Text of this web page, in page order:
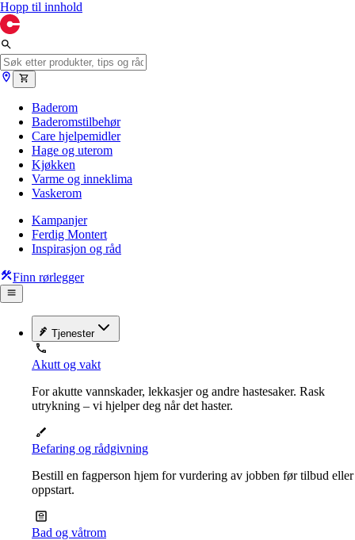
Hopp til innhold
Baderom
Baderomstilbehør
Care hjelpemidler
Hage og uterom
Kjøkken
Varme og inneklima
Vaskerom
Kampanjer
Ferdig Montert
Inspirasjon og råd
Finn rørlegger
Tjenester
Akutt og vakt
For akutte vannskader, lekkasjer og andre hastesaker. Rask
utrykning – vi hjelper deg når det haster.
Befaring og rådgivning
Bestill en fagperson hjem for vurdering av jobben før tilbud eller
oppstart.
Bad og våtrom